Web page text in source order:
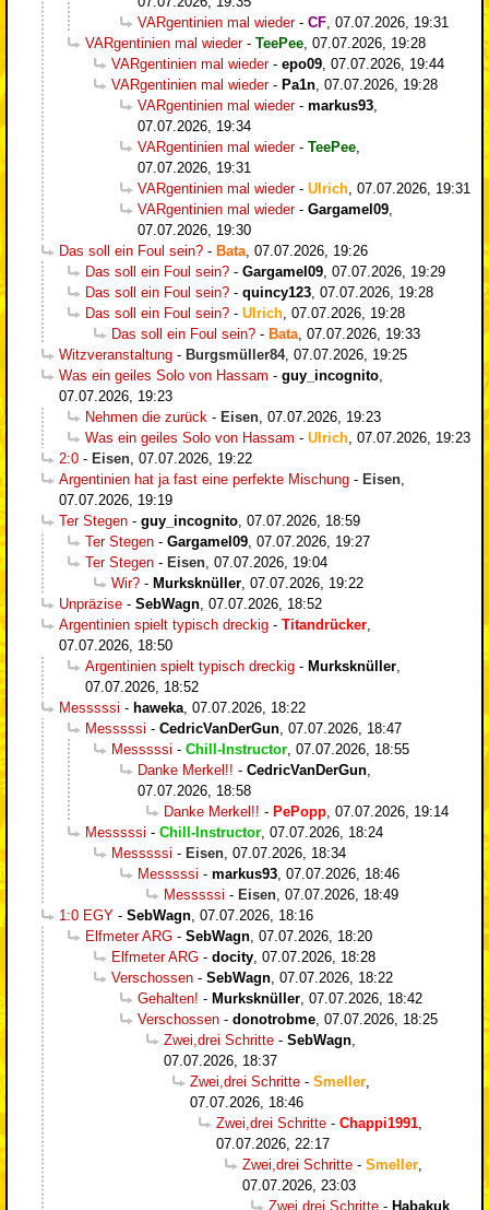
VARgentinien mal wieder- CF 07.07.2026, 19:31
VARgentinien mal wieder- TeePee 07.07.2026, 19:28
VARgentinien mal wieder- epo09 07.07.2026, 19:44
VARgentinien mal wieder- Pa1n 07.07.2026, 19:28
VARgentinien mal wieder- markus93
07.07.2026, 19:34
VARgentinien mal wieder- TeePee
07.07.2026, 19:31
VARgentinien mal wieder- Ulrich 07.07.2026, 19:31
VARgentinien mal wieder- Gargamel09
07.07.2026, 19:30
Das soll ein Foul sein? - Bata 07.07.2026, 19:26
Das soll ein Foul sein? - Gargamel09 07.07.2026, 19:29
Das soll ein Foul sein? - quincy123 07.07.2026, 19:28
Das soll ein Foul sein? - Ulrich 07.07.2026, 19:28
Das soll ein Foul sein? - Bata 07.07.2026, 19:33
Witzveranstaltung - Burgsmüller84, 07.07.2026, 19:25
Was ein geiles Solo von Hassam - guy_incognito
07.07.2026, 19:23
Nehmen die zurück - Eisen 07.07.2026, 19:23
Was ein geiles Solo von Hassam - Ulrich 07.07.2026, 19:23
2:0 - Eisen 07.07.2026, 19:22
Argentinien hat ja fast eine perfekte Mischung - Eisen
07.07.2026, 19:19
Ter Stegen - guy_incognito 07.07.2026, 18:59
Ter Stegen - Gargamel09 07.07.2026, 19:27
Ter Stegen - Eisen 07.07.2026, 19:04
Wir? - Murksknüller 07.07.2026, 19:22
Unpräzise - SebWagn 07.07.2026, 18:52
Argentinien spielt typisch dreckig - Titandrücker
07.07.2026, 18:50
Argentinien spielt typisch dreckig - Murksknüller
07.07.2026, 18:52
Messsssi - haweka 07.07.2026, 18:22
Messsssi - CedricVanDerGun 07.07.2026, 18:47
Messsssi - Chill-Instructor 07.07.2026, 18:55
Danke Merkel!! - CedricVanDerGun
07.07.2026, 18:58
Danke Merkel!! - PePopp 07.07.2026, 19:14
Messsssi - Chill-Instructor 07.07.2026, 18:24
Messsssi - Eisen 07.07.2026, 18:34
Messsssi - markus93 07.07.2026, 18:46
Messsssi - Eisen 07.07.2026, 18:49
1:0 EGY - SebWagn 07.07.2026, 18:16
Elfmeter ARG - SebWagn 07.07.2026, 18:20
Elfmeter ARG - docity 07.07.2026, 18:28
Verschossen - SebWagn 07.07.2026, 18:22
Gehalten! - Murksknüller 07.07.2026, 18:42
Verschossen - donotrobme 07.07.2026, 18:25
Zwei,drei Schritte - SebWagn
07.07.2026, 18:37
Zwei,drei Schritte - Smeller
07.07.2026, 18:46
Zwei,drei Schritte - Chappi1991
07.07.2026, 22:17
Zwei,drei Schritte - Smeller
07.07.2026, 23:03
Zwei,drei Schritte - Habakuk